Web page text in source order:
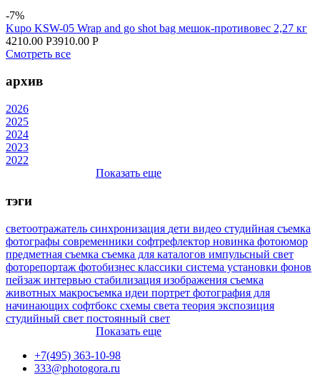
-7%
Kupo KSW-05 Wrap and go shot bag мешок-противовес 2,27 кг
4210.00 Р3910.00 Р
Смотреть все
архив
2026
2025
2024
2023
2022
Показать еще
тэги
светоотражатель синхронизация дети видео студийная съемка
фотографы современники софтрефлектор новинка фотоюмор
предметная съемка съемка для каталогов импульсный свет
фоторепортаж фотобизнес классики система установки фонов
пейзаж интервью стабилизация изображения съемка
животных макросъемка идеи портрет фотография для
начинающих софтбокс схемы света теория экспозиция
студийный свет постоянный свет
Показать еще
+7(495) 363-10-98
333@photogora.ru